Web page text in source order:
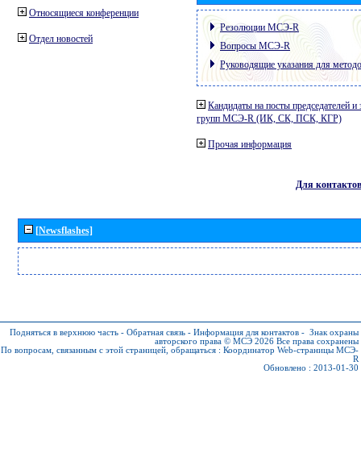
Относящиеся конференции
Отдел новостей
Резолюции МСЭ-R
Вопросы МСЭ-R
Руководящие указания для
Кандидаты на посты председателей и
групп МСЭ-R (ИК, СК, ПСК, КГР)
Прочая информация
Для контактов
[Newsflashes]
Подняться в верхнюю часть - Обратная связь - Информация для контактов - Знак охраны
авторского права © МСЭ 2026 Все права сохранены
По вопросам, связанным с этой страницей, обращаться : Координатор Web-страницы МСЭ-
R
Обновлено : 2013-01-30